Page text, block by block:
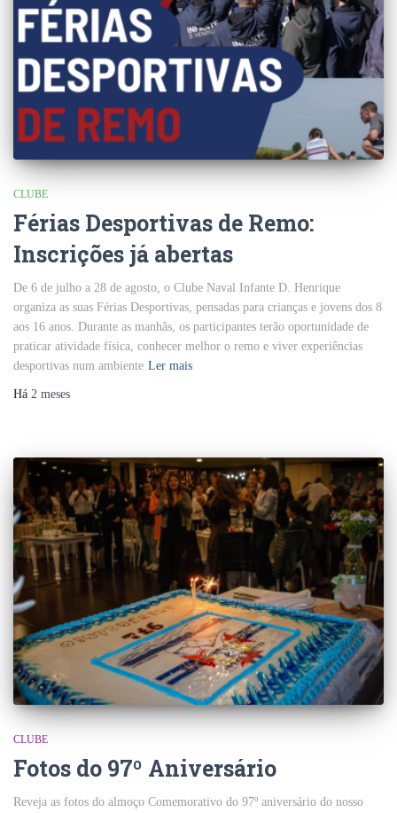
CLUBE
Férias Desportivas de Remo:
Inscrições já abertas
De 6 de julho a 28 de agosto, o Clube Naval Infante D. Henrique
organiza as suas Férias Desportivas, pensadas para crianças e jovens dos 8
aos 16 anos. Durante as manhãs, os participantes terão oportunidade de
praticar atividade física, conhecer melhor o remo e viver experiências
desportivas num ambiente Ler mais
Há 2 meses
CLUBE
Fotos do 97º Aniversário
Reveja as fotos do almoço Comemorativo do 97º aniversário do nosso